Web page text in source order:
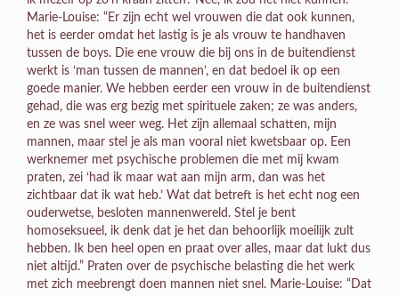
Marie-Louise: “Er zijn echt wel vrouwen die dat ook kunnen,
het is eerder omdat het lastig is je als vrouw te handhaven
tussen de boys. Die ene vrouw die bij ons in de buitendienst
werkt is ‘man tussen de mannen’, en dat bedoel ik op een
goede manier. We hebben eerder een vrouw in de buitendienst
gehad, die was erg bezig met spirituele zaken; ze was anders,
en ze was snel weer weg. Het zijn allemaal schatten, mijn
mannen, maar stel je als man vooral niet kwetsbaar op. Een
werknemer met psychische problemen die met mij kwam
praten, zei ‘had ik maar wat aan mijn arm, dan was het
zichtbaar dat ik wat heb.’ Wat dat betreft is het echt nog een
ouderwetse, besloten mannenwereld. Stel je bent
homoseksueel, ik denk dat je het dan behoorlijk moeilijk zult
hebben. Ik ben heel open en praat over alles, maar dat lukt dus
niet altijd.” Praten over de psychische belasting die het werk
met zich meebrengt doen mannen niet snel. Marie-Louise: “Dat